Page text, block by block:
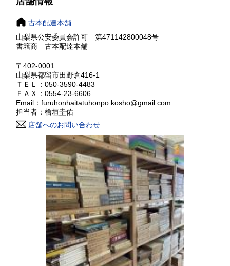
奈良県
鳥取県 800円 島根県
岡山県
山口県 800円
香川県 800円 愛媛県
高知県 800円
800円 長崎県
800円 大分県
800円 鹿児島県
1,500円
古本配達本舗
山梨県公安委員会許可 第471142800048号
書籍商 古本配達本舗
〒402-0001
山梨県都留市田野倉416-1
ＴＥＬ：050-3590-4483
ＦＡＸ：0554-23-6606
Email：furuhonhaitatuhonpo.kosho@gmail.com
担当者：檜垣圭佑
店舗へのお問い合わせ